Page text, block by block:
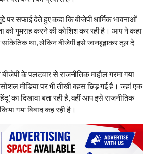
पर सफाई देते हुए कहा कि बीजेपी धार्मिक भावनाओं
को गुमराह करने की कोशिश कर रही है। आप ने कहा
सांकेतिक था, लेकिन बीजेपी इसे जानबूझकर तूल दे
के पलटवार से राजनीतिक माहौल गरमा गया
मीडिया पर भी तीखी बहस छिड़ गई है। जहां एक
का दिखावा बता रही है, वहीं आप इसे राजनीतिक
गया विवाद कह रही है।